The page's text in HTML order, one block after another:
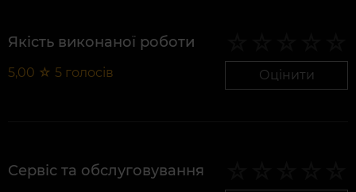
Якість виконаної роботи
5,00 ☆ 5 голосів Оцінити
Сервіс та обслуговування